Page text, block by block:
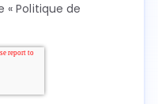
« Politique de